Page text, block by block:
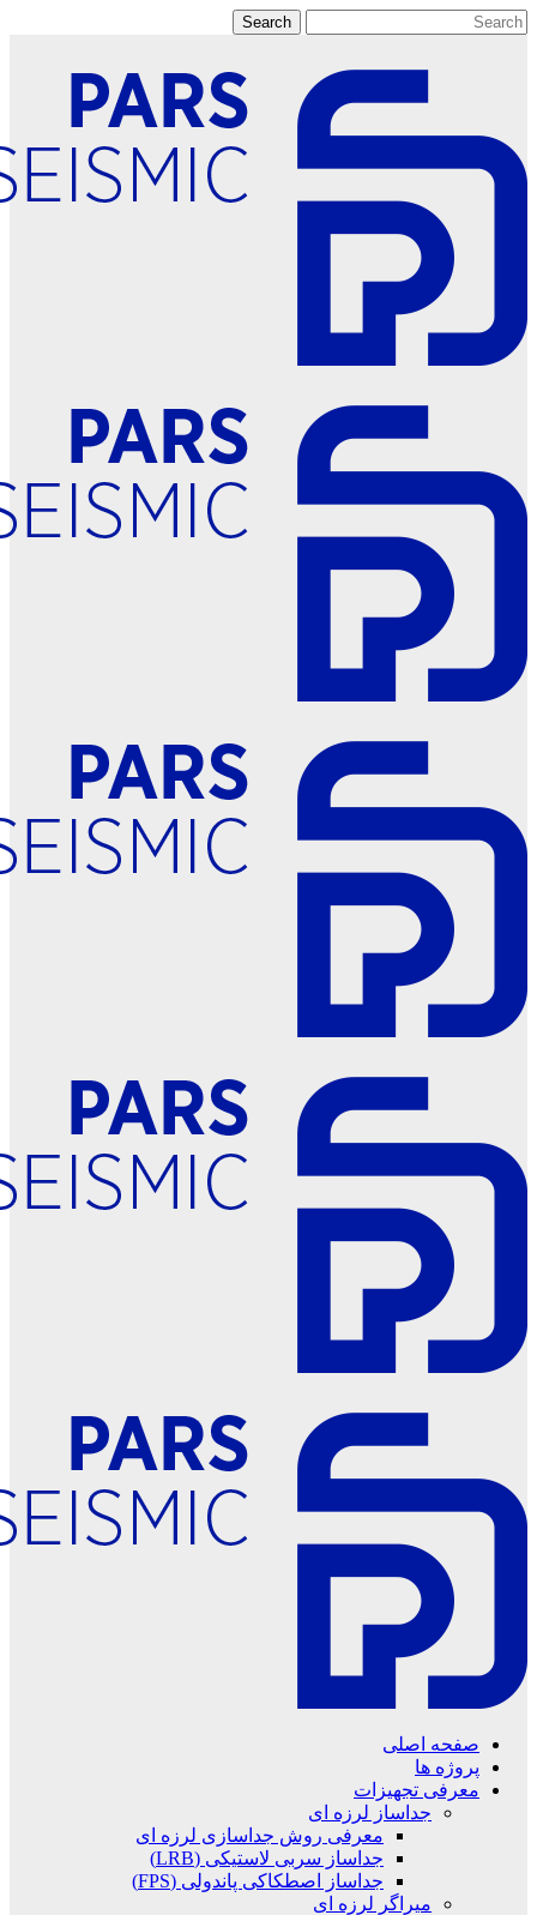
صفحه اصلی
پروژه ها
معرفی تجهیزات
جداساز لرزه ای
معرفی روش جداسازی لرزه ای
جداساز سربی لاستیکی (LRB)
جداساز اصطکاکی پاندولی (FPS)
میراگر لرزه ای